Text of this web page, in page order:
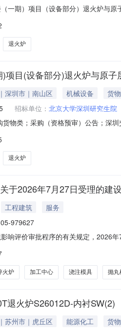
一期）项目（设备部分）退火炉与
北京时间）前递交投标文件。一、
退火炉
项目(设备部分)退火炉与原
深圳市｜南山区 机械设备
货物
招标单位： 北京大学深圳研究生院
货物类；采购（资格预审）公告；深
目（设备部分）退火炉与原子层沉
退火炉
于2026年7月27日受理的建
工程建筑
服务
979627
响评价审批程序的有关规定，2026
相关资料），报告书项目申请泰州
火炉 加工中心 浇注模具 抛丸
退火炉S26012D-内衬SW(2)
苏州市｜虎丘区 能源化工
货物